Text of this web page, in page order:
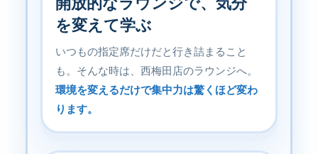
を変えて学ぶ
いつもの指定席だけだと行き詰まること
も。そんな時は、西梅田店のラウンジへ。
環境を変えるだけで集中力は驚くほど変わ
ります。